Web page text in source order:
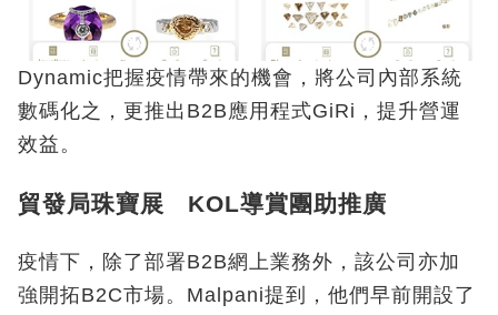
Dynamic把握疫情帶來的機會，將公司內部系統
數碼化之，更推出B2B應用程式GiRi，提升營運
效益。
貿發局珠寶展 KOL導賞團助推廣
疫情下，除了部署B2B網上業務外，該公司亦加
強開拓B2C市場。Malpani提到，他們早前開設了